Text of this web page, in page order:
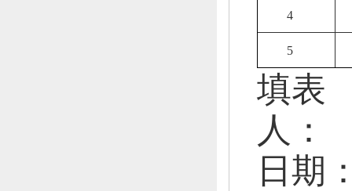
4
5
填表
人：
日期